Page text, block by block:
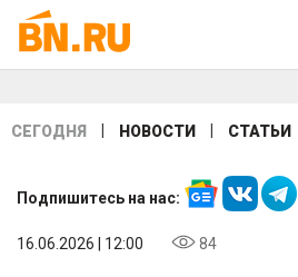
СЕГОДНЯ НОВОСТИ СТАТЬИ
Подпишитесь на нас:
16.06.2026 | 12:00 84